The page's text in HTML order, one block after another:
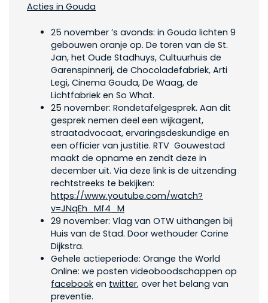
Acties in Gouda
25 november ’s avonds: in Gouda lichten 9
gebouwen oranje op. De toren van de St.
Jan, het Oude Stadhuys, Cultuurhuis de
Garenspinnerij, de Chocoladefabriek, Arti
Legi, Cinema Gouda, De Waag, de
Lichtfabriek en So What.
25 november: Rondetafelgesprek. Aan dit
gesprek nemen deel een wijkagent,
straatadvocaat, ervaringsdeskundige en
een officier van justitie. RTV Gouwestad
maakt de opname en zendt deze in
december uit. Via deze link is de uitzending
rechtstreeks te bekijken:
https://www.youtube.com/watch?
v=JNqEh_Mf4_M
29 november: Vlag van OTW uithangen bij
Huis van de Stad. Door wethouder Corine
Dijkstra.
Gehele actieperiode: Orange the World
Online: we posten videoboodschappen op
facebook en twitter, over het belang van
preventie.